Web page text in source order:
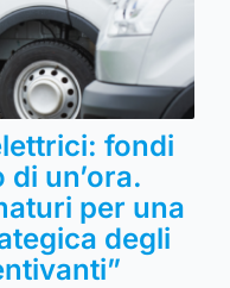
fondi
un’ora.
per una
degli